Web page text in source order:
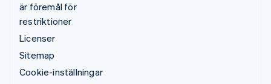
är föremål för
restriktioner
Licenser
Sitemap
Cookie-inställningar